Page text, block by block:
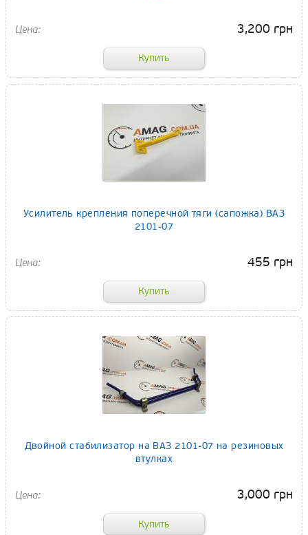
3,200 грн
Усилитель крепления поперечной тяги (сапожка) ВАЗ
2101-07
455 грн
Двойной стабилизатор на ВАЗ 2101-07 на резиновых
втулках
3,000 грн